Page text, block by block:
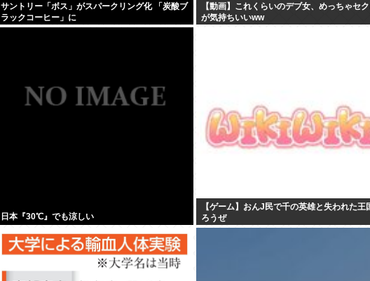
サントリー「ボス」がスパークリング化 「炭酸ブ
ラックコーヒー」に
【動画】これくらいのデブ女、めっちゃセ
が気持ちいいww
日本『30℃』でも涼しい
【ゲーム】おんJ民で千の英雄と失われた王
ろうぜ